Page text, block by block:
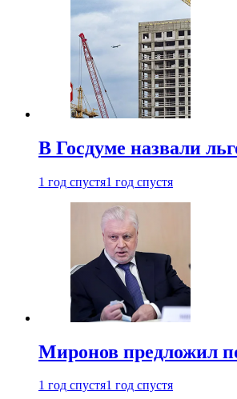
В Госдуме назвали
1 год спустя1 год спустя
Миронов предложил
1 год спустя1 год спустя